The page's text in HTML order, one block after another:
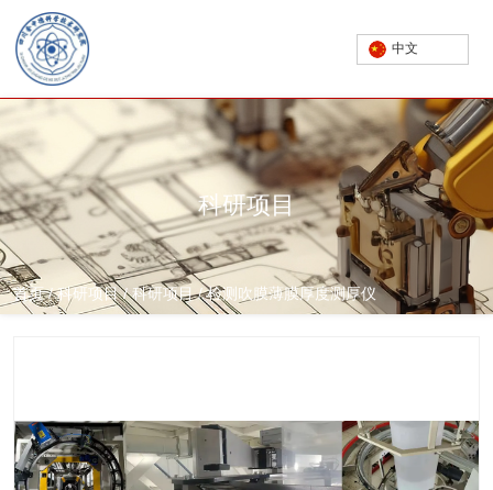
中文
科研项目
首页/科研项目 /科研项目 /检测吹膜薄膜厚度测厚仪